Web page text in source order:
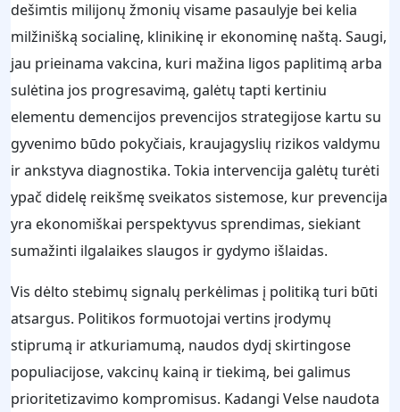
dešimtis milijonų žmonių visame pasaulyje bei kelia
milžinišką socialinę, klinikinę ir ekonominę naštą. Saugi,
jau prieinama vakcina, kuri mažina ligos paplitimą arba
sulėtina jos progresavimą, galėtų tapti kertiniu
elementu demencijos prevencijos strategijose kartu su
gyvenimo būdo pokyčiais, kraujagyslių rizikos valdymu
ir ankstyva diagnostika. Tokia intervencija galėtų turėti
ypač didelę reikšmę sveikatos sistemose, kur prevencija
yra ekonomiškai perspektyvus sprendimas, siekiant
sumažinti ilgalaikes slaugos ir gydymo išlaidas.
Vis dėlto stebimų signalų perkėlimas į politiką turi būti
atsargus. Politikos formuotojai vertins įrodymų
stiprumą ir atkuriamumą, naudos dydį skirtingose
populiacijose, vakcinų kainą ir tiekimą, bei galimus
prioritetizavimo kompromisus. Kadangi Velse naudota